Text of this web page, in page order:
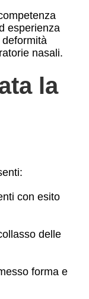
esperienza
nasali.
la
con esito
delle
forma e